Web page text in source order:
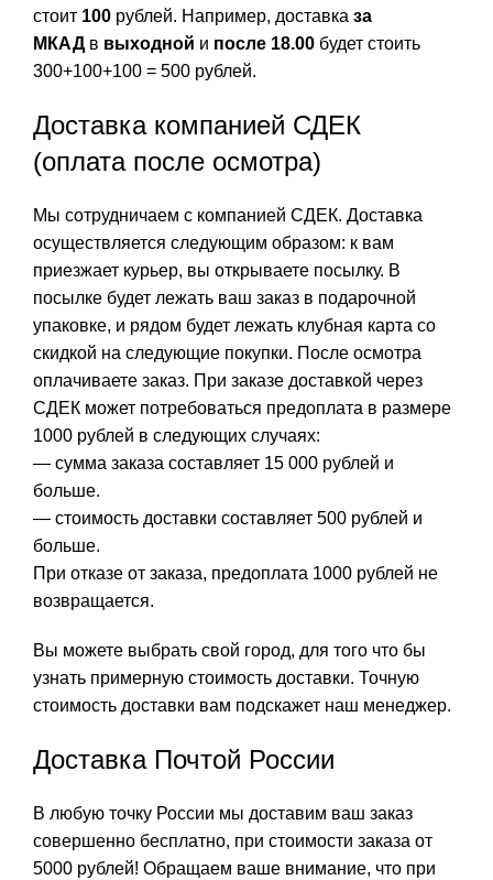
стоит 100 рублей. Например, доставка за
МКАДв выходной и после 18.00 будет стоить
300+100+100 = 500 рублей.
Доставка компанией СДЕК
(оплата после осмотра)
Мы сотрудничаем с компанией СДЕК. Доставка
осуществляется следующим образом: к вам
приезжает курьер, вы открываете посылку. В
посылке будет лежать ваш заказ в подарочной
упаковке, и рядом будет лежать клубная карта со
скидкой на следующие покупки. После осмотра
оплачиваете заказ. При заказе доставкой через
СДЕК может потребоваться предоплата в размере
1000 рублей в следующих случаях:
— сумма заказа составляет 15 000 рублей и
больше.
— стоимость доставки составляет 500 рублей и
больше.
При отказе от заказа, предоплата 1000 рублей не
возвращается.
Вы можете выбрать свой город, для того что бы
узнать примерную стоимость доставки. Точную
стоимость доставки вам подскажет наш менеджер.
Доставка Почтой России
В любую точку России мы доставим ваш заказ
совершенно бесплатно, при стоимости заказа от
5000 рублей! Обращаем ваше внимание, что при